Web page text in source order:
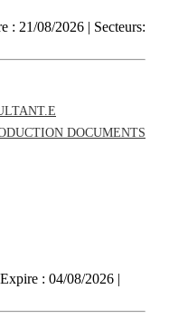
: 21/08/2026 | Secteurs:
DOCUMENTS
: 04/08/2026 |